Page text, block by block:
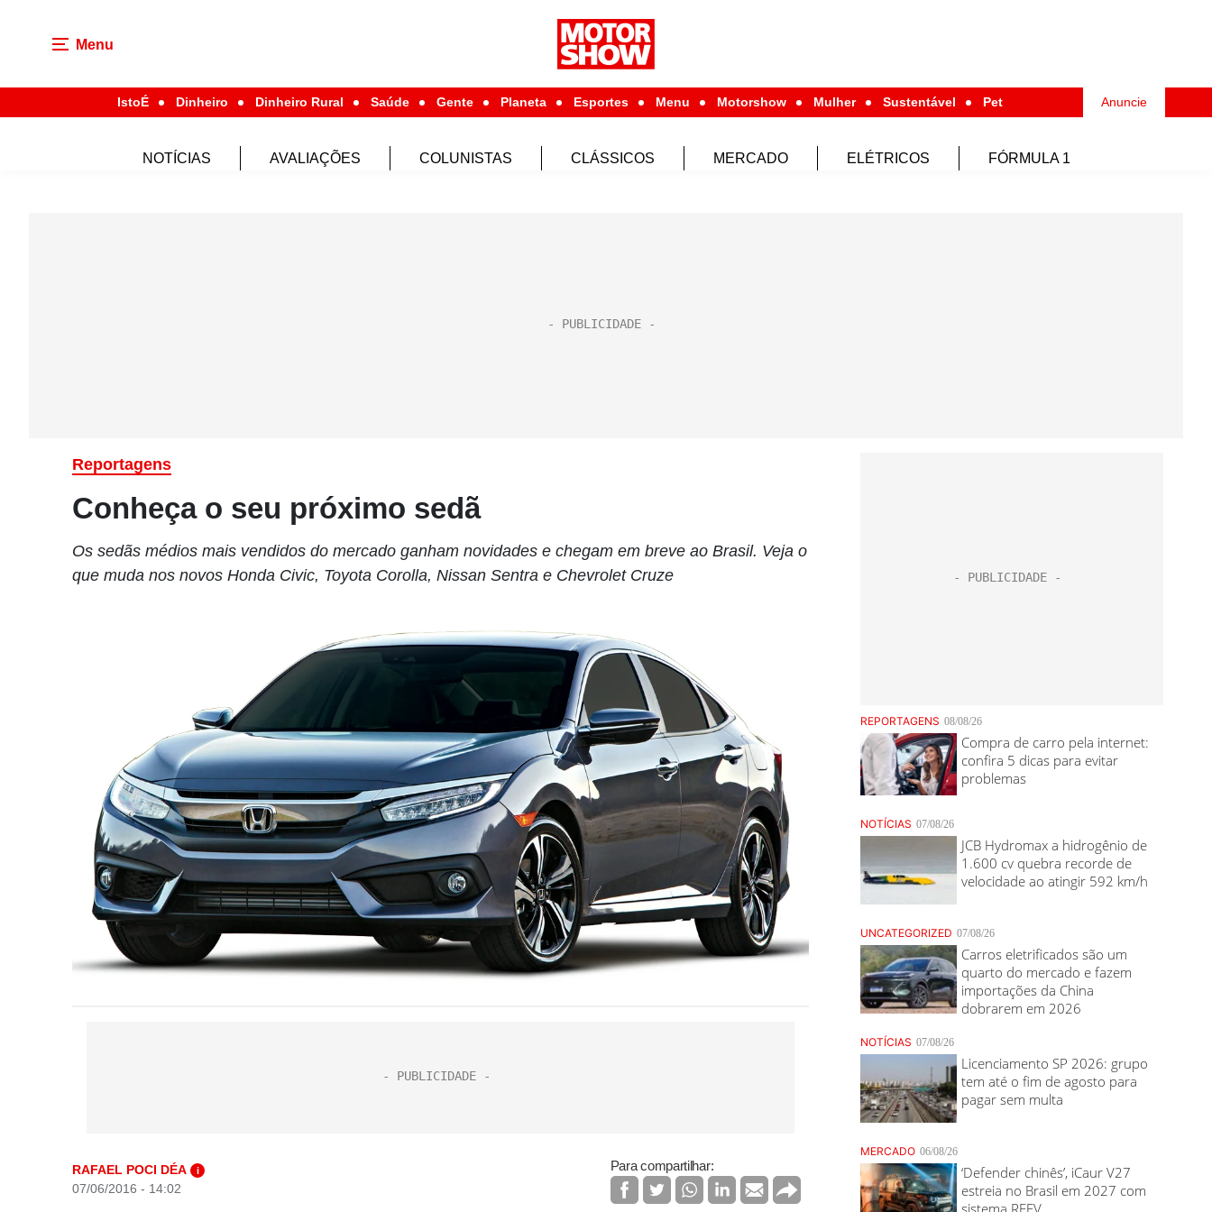
Menu
IstoÉ Dinheiro Dinheiro Rural Saúde Gente Planeta Esportes Menu Motorshow Mulher Sustentável Pet Anuncie
NOTÍCIAS AVALIAÇÕES COLUNISTAS CLÁSSICOS MERCADO ELÉTRICOS FÓRMULA 1
Reportagens
Conheça o seu próximo sedã
Os sedãs médios mais vendidos do mercado ganham novidades e chegam em breve ao Brasil. Veja o
que muda nos novos Honda Civic, Toyota Corolla, Nissan Sentra e Chevrolet Cruze
RAFAEL POCI DÉA i
07/06/2016 - 14:02
Para compartilhar: